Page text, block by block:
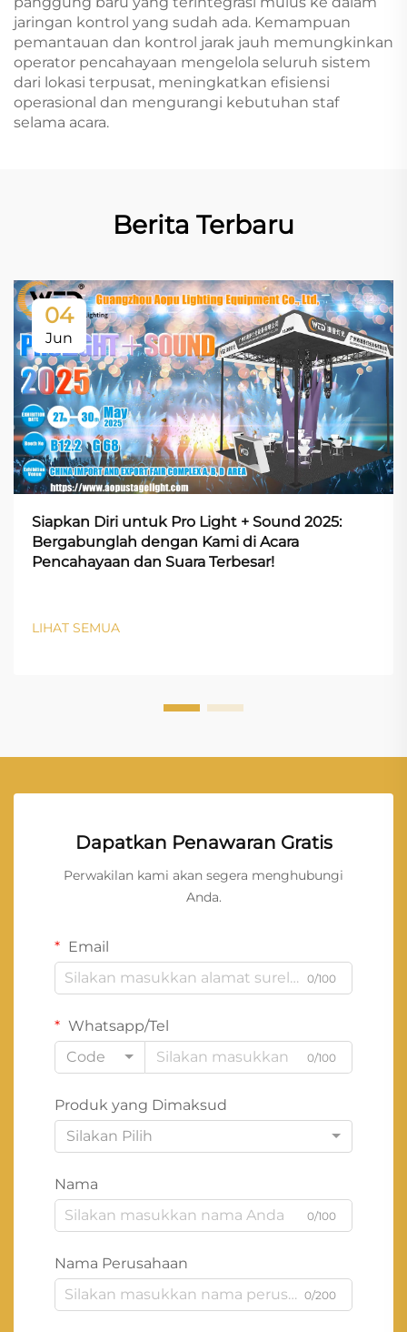
jaringan kontrol yang sudah ada. Kemampuan
pemantauan dan kontrol jarak jauh memungkinkan
operator pencahayaan mengelola seluruh sistem
dari lokasi terpusat, meningkatkan efisiensi
operasional dan mengurangi kebutuhan staf
selama acara.
Berita Terbaru
04
Jun
Siapkan Diri untuk Pro Light + Sound 2025:
Bergabunglah dengan Kami di Acara
Pencahayaan dan Suara Terbesar!
LIHAT SEMUA
Dapatkan Penawaran Gratis
Perwakilan kami akan segera menghubungi
Anda.
Email
0/100
Whatsapp/Tel
Code
0/100
Produk yang Dimaksud
Silakan Pilih
Nama
0/100
Nama Perusahaan
0/200